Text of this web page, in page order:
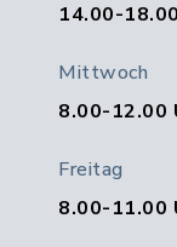
14.00-
Mittwoch
8.00-12.00
Freitag
8.00-11.00